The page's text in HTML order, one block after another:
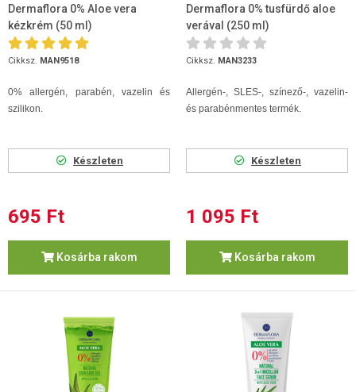
Dermaflora 0% Aloe vera
kézkrém (50 ml)
Cikksz. MAN9518
0% allergén, parabén, vazelin és
szilikon.
Készleten
695 Ft
Kosárba rakom
Dermaflora 0% tusfürdő aloe
verával (250 ml)
Cikksz. MAN3233
Allergén-, SLES-, színező-, vazelin-
és parabénmentes termék.
Készleten
1 095 Ft
Kosárba rakom